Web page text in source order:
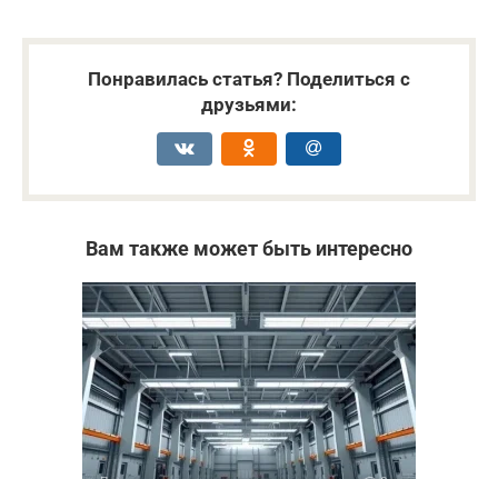
Понравилась статья? Поделиться с
друзьями:
Вам также может быть интересно